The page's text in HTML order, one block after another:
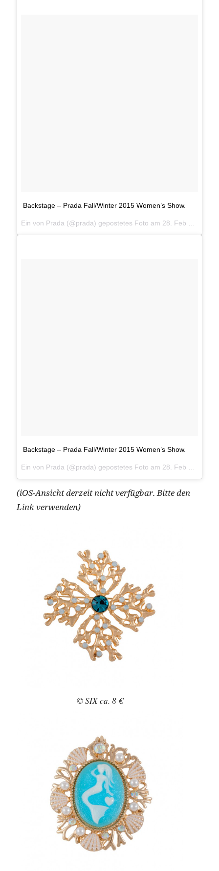
Backstage – Prada Fall/Winter 2015 Women’s Show.
Ein von Prada (@prada) gepostetes Foto am 28. Feb 2015 um 2:02 Uhr
Backstage – Prada Fall/Winter 2015 Women’s Show.
Ein von Prada (@prada) gepostetes Foto am 28. Feb 2015 um 2:02 Uhr
(iOS-Ansicht derzeit nicht verfügbar. Bitte den
Link verwenden)
© SIX ca. 8 €